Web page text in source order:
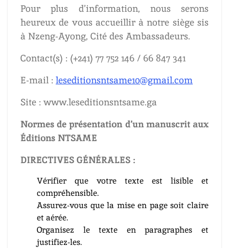
Pour plus d’information, nous serons
heureux de vous accueillir à notre siège sis
à Nzeng-Ayong, Cité des Ambassadeurs.
Contact(s) : (+241) 77 752 146 / 66 847 341
E-mail : leseditionsntsame10@gmail.com
Site : www.leseditionsntsame.ga
Normes de présentation d’un manuscrit aux
Éditions NTSAME
DIRECTIVES GÉNÉRALES :
Vérifier que votre texte est lisible et
compréhensible.
Assurez-vous que la mise en page soit claire
et aérée.
Organisez le texte en paragraphes et
justifiez-les.